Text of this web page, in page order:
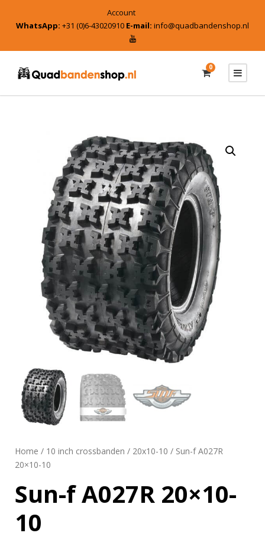
Account
WhatsApp: +31 (0)6-43020910 E-mail: info@quadbandenshop.nl
0
Home / 10 inch crossbanden / 20x10-10 / Sun-f A027R
20×10-10
Sun-f A027R 20×10-
10